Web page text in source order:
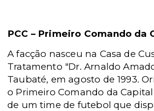
PCC – Primeiro Comando da
A facção nasceu na Casa de
Tratamento "Dr. Arnaldo
Taubaté, em agosto de 1993.
o Primeiro Comando da
de um time de futebol que